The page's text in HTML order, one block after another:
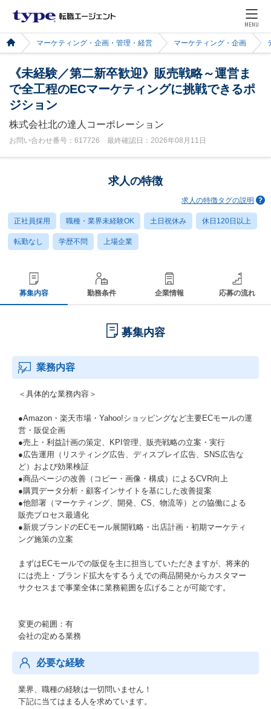
MENU
マーケティング・企画・管理・経営 マーケティング・企画
《未経験／第二新卒歓迎》販売戦略～運営ま
で全工程のECマーケティングに挑戦できるポ
ジション
株式会社北の達人コーポレーション
お問い合わせ番号：617726 最終確認日：2026年08月11日
求人の特徴
求人の特徴タグの説明
正社員採用 職種・業界未経験OK 土日祝休み 休日120日以上
転勤なし 学歴不問 上場企業
募集内容 勤務条件 企業情報 応募の流れ
募集内容
業務内容
＜具体的な業務内容＞
●Amazon・楽天市場・Yahoo!ショッピングなど主要ECモールの運
営・販促企画
●売上・利益計画の策定、KPI管理、販売戦略の立案・実行
●広告運用（リスティング広告、ディスプレイ広告、SNS広告な
ど）および効果検証
●商品ページの改善（コピー・画像・構成）によるCVR向上
●購買データ分析・顧客インサイトを基にした改善提案
●他部署（マーケティング、開発、CS、物流等）との協働による
販売プロセス最適化
●新規ブランドのECモール展開戦略・出店計画・初期マーケティ
ング施策の立案
まずはECモールでの販促を主に担当していただきますが、将来的
には売上・ブランド拡大をするうえでの商品開発からカスタマー
サクセスまで事業全体に業務範囲を広げることが可能です。
変更の範囲：有
会社の定める業務
必要な経験
業界、職種の経験は一切問いません！
下記に当てはまる人を求めています。